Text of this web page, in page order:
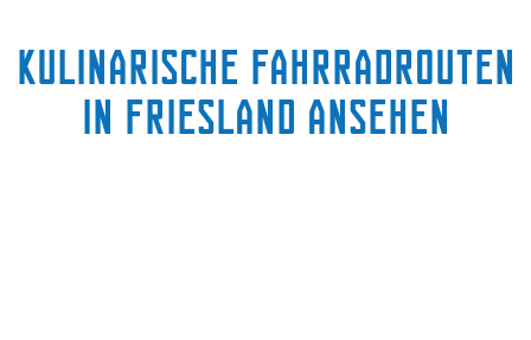
Kulinarische Fahrradrouten
in Friesland ansehen